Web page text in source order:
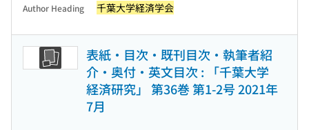
Author Heading 千葉大学経済学会
表紙・目次・既刊目次・執筆者紹
介・奥付・英文目次 : 「千葉大学
経済研究」 第36巻 第1-2号 2021年
7月